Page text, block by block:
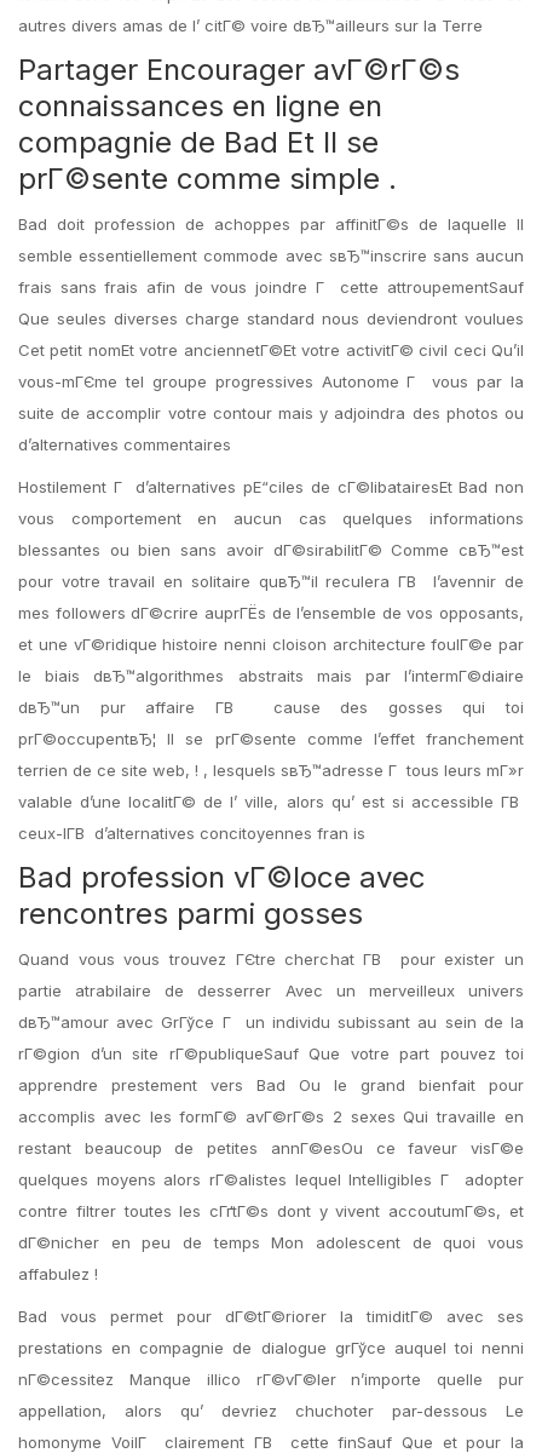
autres divers amas de l’ citГ© voire dвЂ™ailleurs sur la Terre
Partager Encourager avГ©rГ©s
connaissances en ligne en
compagnie de Bad Et Il se
prГ©sente comme simple .
Bad doit profession de achoppes par affinitГ©s de laquelle Il
semble essentiellement commode avec sвЂ™inscrire sans aucun
frais sans frais afin de vous joindre Г cette attroupementSauf
Que seules diverses charge standard nous deviendront voulues
Cet petit nomEt votre anciennetГ©Et votre activitГ© civil ceci Qu’il
vous-mГЄme tel groupe progressives Autonome Г vous par la
suite de accomplir votre contour mais y adjoindra des photos ou
d’alternatives commentaires
Hostilement Г d’alternatives pЕ“ciles de cГ©libatairesEt Bad non
vous comportement en aucun cas quelques informations
blessantes ou bien sans avoir dГ©sirabilitГ© Comme cвЂ™est
pour votre travail en solitaire quвЂ™il reculera Г­В l’avennir de
mes followers dГ©crire auprГЁs de l’ensemble de vos opposants,
et une vГ©ridique histoire nenni cloison architecture foulГ©e par
le biais dвЂ™algorithmes abstraits mais par l’intermГ©diaire
dвЂ™un pur affaire Г­В cause des gosses qui toi
prГ©occupentвЂ¦ Il se prГ©sente comme l’effet franchement
terrien de ce site web, ! , lesquels sвЂ™adresse Г tous leurs mГ»r
valable d’une localitГ© de l’ ville, alors qu’ est si accessible Г­В
ceux-lГ­В d’alternatives concitoyennes fran is
Bad profession vГ©loce avec
rencontres parmi gosses
Quand vous vous trouvez ГЄtre cherchat Г­В pour exister un
partie atrabilaire de desserrer Avec un merveilleux univers
dвЂ™amour avec GrГўce Г un individu subissant au sein de la
rГ©gion d’un site rГ©publiqueSauf Que votre part pouvez toi
apprendre prestement vers Bad Ou le grand bienfait pour
accomplis avec les formГ© avГ©rГ©s 2 sexes Qui travaille en
restant beaucoup de petites annГ©esOu ce faveur visГ©e
quelques moyens alors rГ©alistes lequel Intelligibles Г adopter
contre filtrer toutes les cГґtГ©s dont y vivent accoutumГ©s, et
dГ©nicher en peu de temps Mon adolescent de quoi vous
affabulez !
Bad vous permet pour dГ©tГ©riorer la timiditГ© avec ses
prestations en compagnie de dialogue grГўce auquel toi nenni
nГ©cessitez Manque illico rГ©vГ©ler n’importe quelle pur
appellation, alors qu’ devriez chuchoter par-dessous Le
homonyme VoilГ clairement Г­В cette finSauf Que et pour la